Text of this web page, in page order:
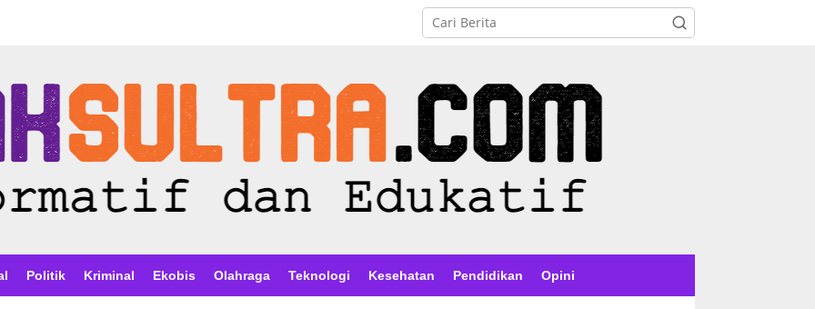
Politik Kriminal Ekobis Olahraga Teknologi Kesehatan Pendidikan Opini